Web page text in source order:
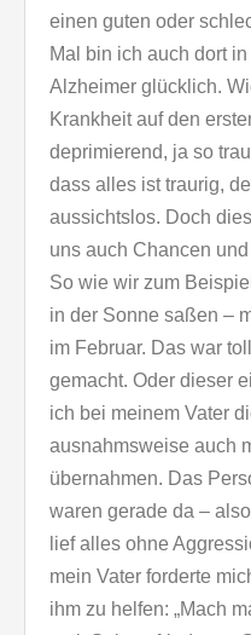
einen guten oder
Mal bin ich auch dort
Alzheimer glücklich.
Krankheit auf den
deprimierend, ja so
dass alles ist traurig,
aussichtslos. Doch
uns auch Chancen
So wie wir zum
in der Sonne saßen –
im Februar. Das war
gemacht. Oder dieser
ich bei meinem Vater
ausnahmsweise auch
übernahmen. Das
waren gerade da –
lief alles ohne
mein Vater forderte
ihm zu helfen: „Mach